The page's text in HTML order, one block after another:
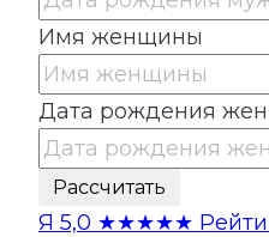
Имя женщины
Дата рождения
Рассчитать
Я 5,0 ★★★★★